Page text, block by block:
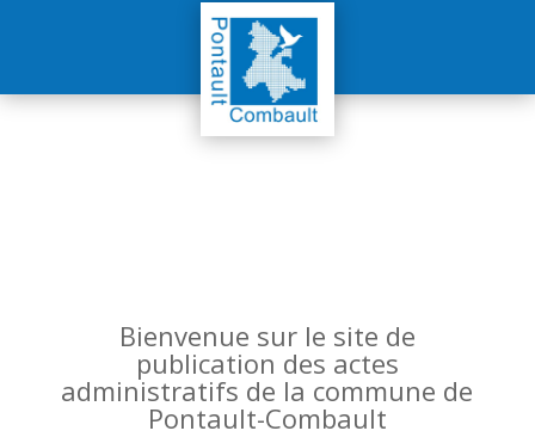
Bienvenue sur le site de
publication des actes
administratifs de la commune de
Pontault-Combault